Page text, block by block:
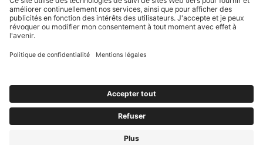
© HASE Kaminofenbau GmbH
Déclaration de protection des données